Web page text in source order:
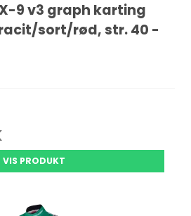
9 v3 graph karting
sort/rød, str. 40 -
VIS PRODUKT